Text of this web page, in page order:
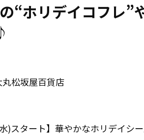
“ホリデイコフレ”
松坂屋百貨店
)スタート】華やかなホリデイシ